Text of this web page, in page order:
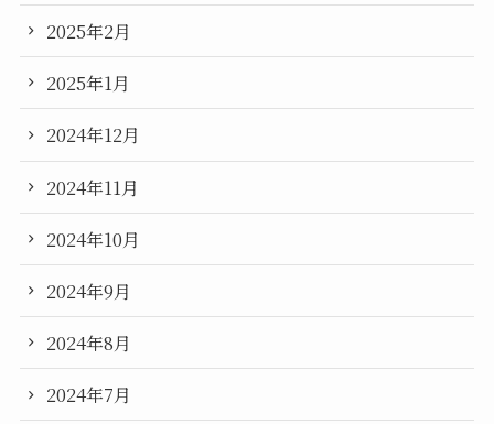
2025年2月
2025年1月
2024年12月
2024年11月
2024年10月
2024年9月
2024年8月
2024年7月